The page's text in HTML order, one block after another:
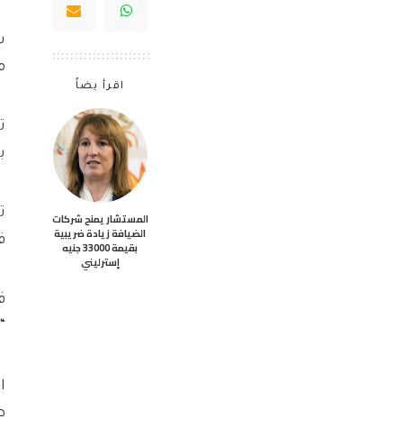
اقرأ يضاً
المستشار يمنح شركات
الضيافة زيادة ضريبية
بقيمة 33000 جنيه
إسترليني